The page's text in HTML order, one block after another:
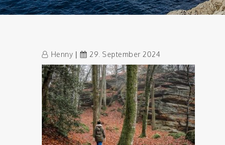
Henny 29. September 2024